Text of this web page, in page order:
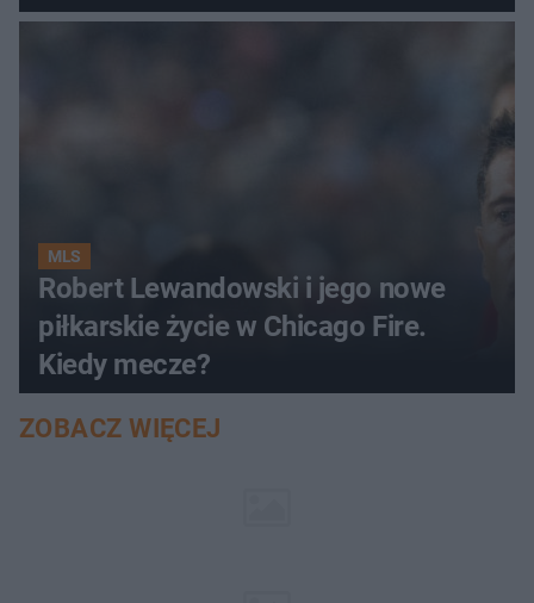
MLS
Robert Lewandowski i jego nowe
piłkarskie życie w Chicago Fire.
Kiedy mecze?
ZOBACZ WIĘCEJ